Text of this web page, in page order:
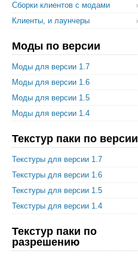
Сборки клиентов с модами
Клиенты, и лаунчеры
Моды по версии
Моды для версии 1.7
Моды для версии 1.6
Моды для версии 1.5
Моды для версии 1.4
Текстур паки по версии
Текстуры для версии 1.7
Текстуры для версии 1.6
Текстуры для версии 1.5
Текстуры для версии 1.4
Текстур паки по
разрешению